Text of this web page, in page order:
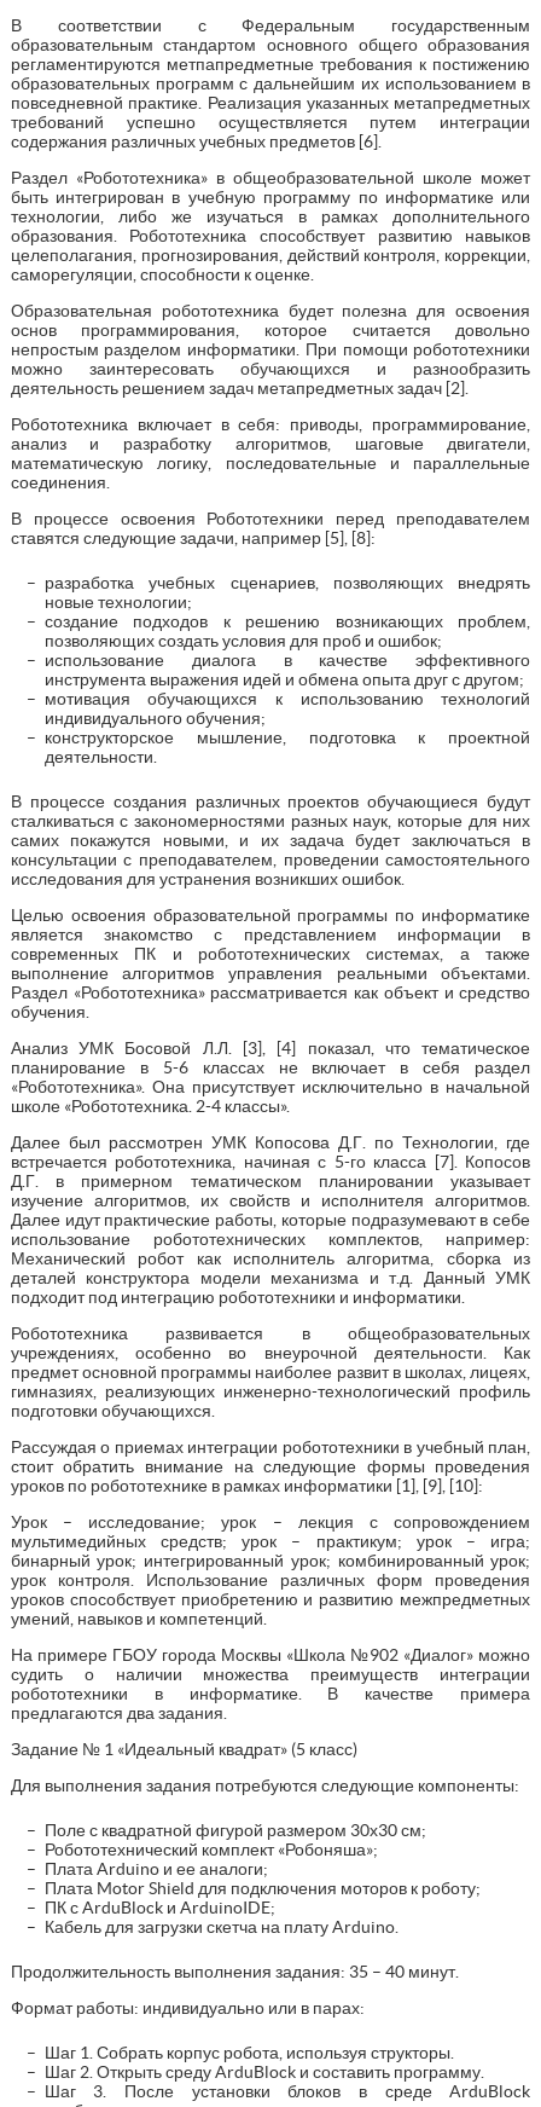
В соответствии с Федеральным государственным
образовательным стандартом основного общего образования
регламентируются метпапредметные требования к постижению
образовательных программ с дальнейшим их использованием в
повседневной практике. Реализация указанных метапредметных
требований успешно осуществляется путем интеграции
содержания различных учебных предметов [6].
Раздел «Робототехника» в общеобразовательной школе может
быть интегрирован в учебную программу по информатике или
технологии, либо же изучаться в рамках дополнительного
образования. Робототехника способствует развитию навыков
целеполагания, прогнозирования, действий контроля, коррекции,
саморегуляции, способности к оценке.
Образовательная робототехника будет полезна для освоения
основ программирования, которое считается довольно
непростым разделом информатики. При помощи робототехники
можно заинтересовать обучающихся и разнообразить
деятельность решением задач метапредметных задач [2].
Робототехника включает в себя: приводы, программирование,
анализ и разработку алгоритмов, шаговые двигатели,
математическую логику, последовательные и параллельные
соединения.
В процессе освоения Робототехники перед преподавателем
ставятся следующие задачи, например [5], [8]:
разработка учебных сценариев, позволяющих внедрять
новые технологии;
создание подходов к решению возникающих проблем,
позволяющих создать условия для проб и ошибок;
использование диалога в качестве эффективного
инструмента выражения идей и обмена опыта друг с другом;
мотивация обучающихся к использованию технологий
индивидуального обучения;
конструкторское мышление, подготовка к проектной
деятельности.
В процессе создания различных проектов обучающиеся будут
сталкиваться с закономерностями разных наук, которые для них
самих покажутся новыми, и их задача будет заключаться в
консультации с преподавателем, проведении самостоятельного
исследования для устранения возникших ошибок.
Целью освоения образовательной программы по информатике
является знакомство с представлением информации в
современных ПК и робототехнических системах, а также
выполнение алгоритмов управления реальными объектами.
Раздел «Робототехника» рассматривается как объект и средство
обучения.
Анализ УМК Босовой Л.Л. [3], [4] показал, что тематическое
планирование в 5-6 классах не включает в себя раздел
«Робототехника». Она присутствует исключительно в начальной
школе «Робототехника. 2-4 классы».
Далее был рассмотрен УМК Копосова Д.Г. по Технологии, где
встречается робототехника, начиная с 5-го класса [7]. Копосов
Д.Г. в примерном тематическом планировании указывает
изучение алгоритмов, их свойств и исполнителя алгоритмов.
Далее идут практические работы, которые подразумевают в себе
использование робототехнических комплектов, например:
Механический робот как исполнитель алгоритма, сборка из
деталей конструктора модели механизма и т.д. Данный УМК
подходит под интеграцию робототехники и информатики.
Робототехника развивается в общеобразовательных
учреждениях, особенно во внеурочной деятельности. Как
предмет основной программы наиболее развит в школах, лицеях,
гимназиях, реализующих инженерно-технологический профиль
подготовки обучающихся.
Рассуждая о приемах интеграции робототехники в учебный план,
стоит обратить внимание на следующие формы проведения
уроков по робототехнике в рамках информатики [1], [9], [10]:
Урок – исследование; урок – лекция с сопровождением
мультимедийных средств; урок – практикум; урок – игра;
бинарный урок; интегрированный урок; комбинированный урок;
урок контроля. Использование различных форм проведения
уроков способствует приобретению и развитию межпредметных
умений, навыков и компетенций.
На примере ГБОУ города Москвы «Школа №902 «Диалог» можно
судить о наличии множества преимуществ интеграции
робототехники в информатике. В качестве примера
предлагаются два задания.
Задание № 1 «Идеальный квадрат» (5 класс)
Для выполнения задания потребуются следующие компоненты:
Поле с квадратной фигурой размером 30х30 см;
Робототехнический комплект «Робоняша»;
Плата Arduino и ее аналоги;
Плата Motor Shield для подключения моторов к роботу;
ПК с ArduBlock и ArduinoIDE;
Кабель для загрузки скетча на плату Arduino.
Продолжительность выполнения задания: 35 – 40 минут.
Формат работы: индивидуально или в парах:
Шаг 1. Собрать корпус робота, используя структоры.
Шаг 2. Открыть среду ArduBlock и составить программу.
Шаг 3. После установки блоков в среде ArduBlock